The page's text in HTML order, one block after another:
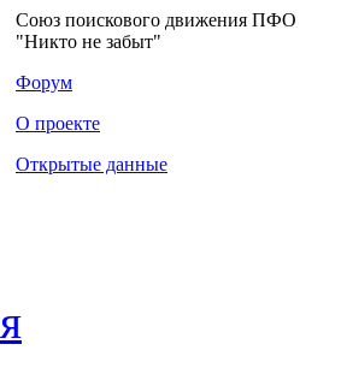
Союз поискового движения ПФО
"Никто не забыт"
Форум
О проекте
Открытые данные